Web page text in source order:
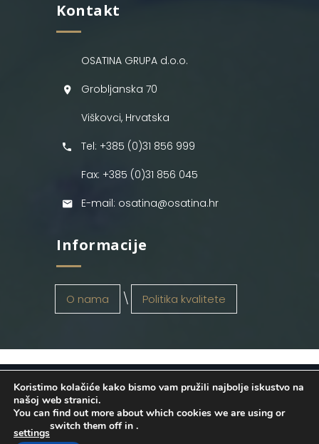
Kontakt
OSATINA GRUPA d.o.o.
Grobljanska 70
Viškovci, Hrvatska
Tel: +385 (0)31 856 999
Fax: +385 (0)31 856 045
E-mail: osatina@osatina.hr
Informacije
O nama Politika kvalitete
OSATINA GRUPA d.o.o. 2026
. Configured
byINFOS Osijek. Sva prava pridržana.
Koristimo kolačiće kako bismo vam pružili najbolje iskustvo na
našoj web stranici.
You can find out more about which cookies we are using or
switch them off in
settings
.